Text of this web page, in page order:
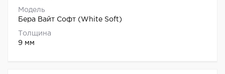
Модель
Бера Вайт Софт (White Soft)
Толщина
9 мм